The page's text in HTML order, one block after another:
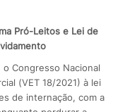
Pró-Leitos e Lei de
Congresso Nacional
(VET 18/2021) à lei
de internação, com a